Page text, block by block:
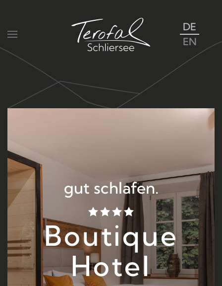
Zum Hauptinhalt springen
DE
EN
gut schlafen.
Boutique
Hotel